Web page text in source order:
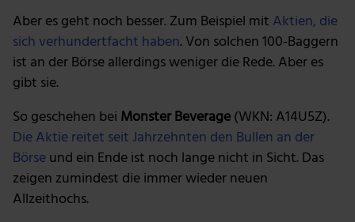
Aber es geht noch besser. Zum Beispiel mit Aktien, die
sich verhundertfacht haben. Von solchen 100-Baggern
ist an der Börse allerdings weniger die Rede. Aber es
gibt sie.
So geschehen bei Monster Beverage(WKN: A14U5Z).
Die Aktie reitet seit Jahrzehnten den Bullen an der
Börseund ein Ende ist noch lange nicht in Sicht. Das
zeigen zumindest die immer wieder neuen
Allzeithochs.